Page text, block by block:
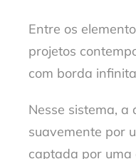
Entre os
projetos
com borda
Nesse sistema,
suavemente por
captada por uma